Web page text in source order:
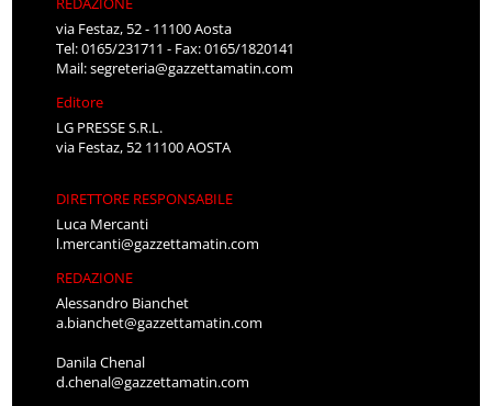
via Festaz, 52 - 11100 Aosta
Tel: 0165/231711 - Fax: 0165/1820141
Mail:segreteria@gazzettamatin.com
Editore
LG PRESSE S.R.L.
via Festaz, 52 11100 AOSTA
DIRETTORE RESPONSABILE
Luca Mercanti
l.mercanti@gazzettamatin.com
REDAZIONE
Alessandro Bianchet
a.bianchet@gazzettamatin.com
Danila Chenal
d.chenal@gazzettamatin.com